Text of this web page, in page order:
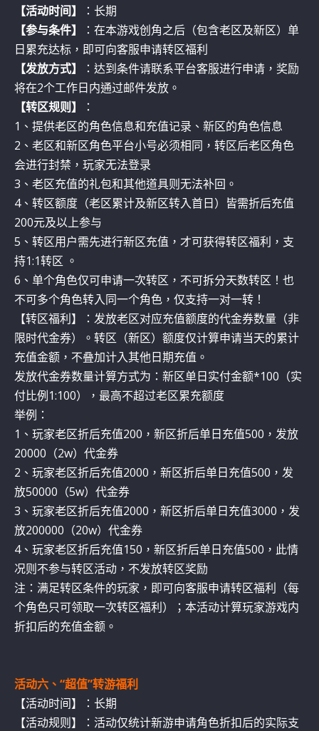
【活动时间】
：长期
【参与条件】
：在本游戏创角之后（包含老区及新区）单
日累充达标，即可向客服申请转区福利
【发放方式】
：达到条件请联系平台客服进行申请，奖励
将在2个工作日内通过邮件发放。
【转区规则】
：
1、提供老区的角色信息和充值记录、新区的角色信息
2、老区和新区角色平台小号必须相同，转区后老区角色
会进行封禁，玩家无法登录
3、老区充值的礼包和其他道具则无法补回。
4、转区额度（老区累计及新区转入首日）皆需折后充值
200元及以上参与
5、转区用户需先进行新区充值，才可获得转区福利，支
持1:1转区 。
6、单个角色仅可申请一次转区，不可拆分天数转区！也
不可多个角色转入同一个角色，仅支持一对一转！
【转区福利】：发放老区对应充值额度的代金券数量（非
限时代金券）。转区（新区）额度仅计算申请当天的累计
充值金额，不叠加计入其他日期充值。
发放代金券数量计算方式为：新区单日实付金额*100（实
付比例1:100），最高不超过老区累充额度
举例：
1、玩家老区折后充值200，新区折后单日充值500，发放
20000（2w）代金券
2、玩家老区折后充值2000，新区折后单日充值500，发
放50000（5w）代金券
3、玩家老区折后充值2000，新区折后单日充值3000，发
放200000（20w）代金券
4、玩家老区折后充值150，新区折后单日充值500，此情
况则不参与转区活动，不发放转区奖励
注：满足转区条件的玩家，即可向客服申请转区福利（每
个角色只可领取一次转区福利）；本活动计算玩家游戏内
折扣后的充值金额。
活动六、“超值”转游福利
【活动时间】：长期
【活动规则】：活动仅统计新游申请角色折扣后的实际支